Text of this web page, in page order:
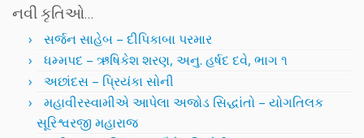
નવી કૃતિઓ…
સર્જન સાહેબ – દીપિકાબા પરમાર
ધમ્મપદ – ઋષિકેશ શરણ, અનુ. હર્ષદ દવે, ભાગ ૧
અછાંદસ – પ્રિયંકા સોની
મહાવીરસ્વામીએ આપેલા અજોડ સિદ્ધાંતો – યોગતિલક
સૂરિશ્વરજી મહારાજ